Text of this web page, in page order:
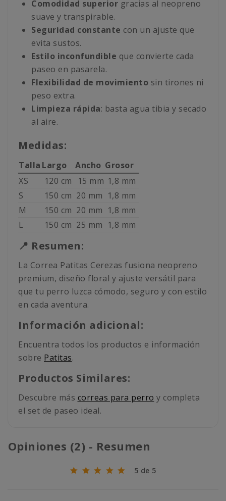
Comodidad superior gracias al neopreno
suave y transpirable.
Seguridad constante con un ajuste que
evita sustos.
Estilo inconfundible que convierte cada
paseo en pasarela.
Flexibilidad de movimiento sin tirones ni
peso extra.
Limpieza rápida: basta agua tibia y secado
al aire.
Medidas:
Talla Largo Ancho Grosor
XS
120 cm 15 mm 1,8 mm
S
150 cm 20 mm 1,8 mm
M
150 cm 20 mm 1,8 mm
L
150 cm 25 mm 1,8 mm
📍 Resumen:
La Correa Patitas Cerezas fusiona neopreno
premium, diseño floral y ajuste versátil para
que tu perro luzca cómodo, seguro y con estilo
en cada aventura.
Información adicional:
Encuentra todos los productos e información
sobre Patitas.
Productos Similares:
Descubre más correas para perro y completa
el set de paseo ideal.
Opiniones (2) - Resumen
5 de 5